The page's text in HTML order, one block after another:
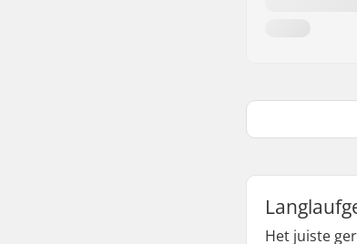
Het juiste